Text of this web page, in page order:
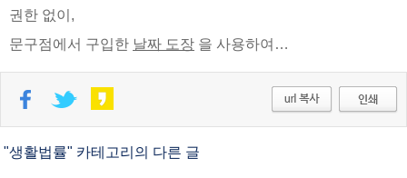
권한 없이,
문구점에서 구입한 날짜 도장 을 사용하여…
"생활법률" 카테고리의 다른 글